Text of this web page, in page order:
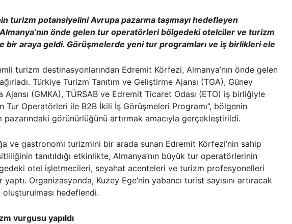
turizm potansiyelini Avrupa pazarına taşımayı hedefleyen
önde gelen tur operatörleri bölgedeki otelciler ve turizm
bir araya geldi. Görüşmelerde yeni tur programları ve iş birlikleri ele
turizm destinasyonlarından Edremit Körfezi, Almanya’nın önde gelen
Türkiye Turizm Tanıtım ve Geliştirme Ajansı (TGA), Güney
Ajansı (GMKA), TÜRSAB ve Edremit Ticaret Odası (ETO) iş birliğiyle
Tur Operatörleri ile B2B İkili İş Görüşmeleri Programı”, bölgenin
pazarındaki görünürlüğünü artırmak amacıyla gerçekleştirildi.
ve gastronomi turizmini bir arada sunan Edremit Körfezi’nin sahip
tanıtıldığı etkinlikte, Almanya’nın büyük tur operatörlerinin
otel işletmecileri, seyahat acenteleri ve turizm profesyonelleri
Organizasyonda, Kuzey Ege’nin yabancı turist sayısını artıracak
hedeflendi.
vurgusu yapıldı